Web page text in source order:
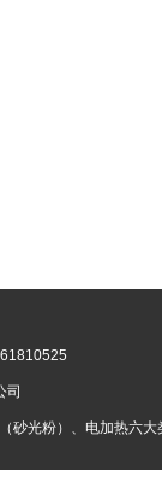
司
砂光粉）、电加热六